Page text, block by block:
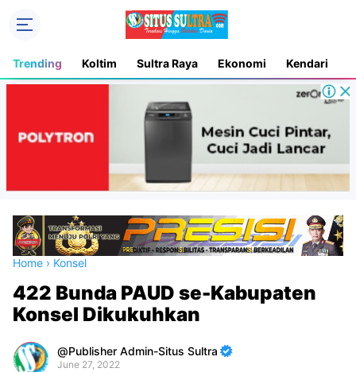
Trending Koltim Sultra Raya Ekonomi Kendari
Home › Konsel
422 Bunda PAUD se-Kabupaten
Konsel Dikukuhkan
Publisher Admin-Situs Sultra
June 27, 2022